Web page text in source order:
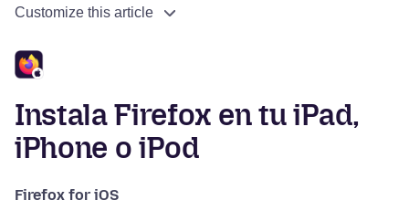
Customize this article
Instala Firefox en tu iPad,
iPhone o iPod
Firefox for iOS